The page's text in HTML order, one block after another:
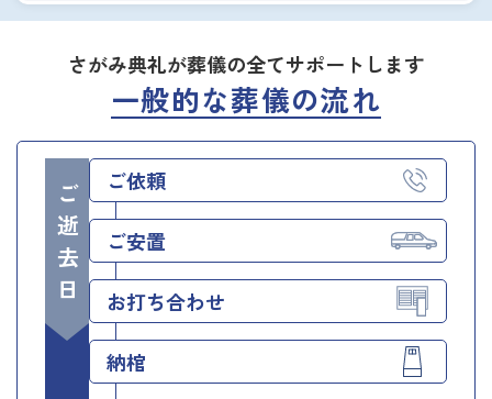
さがみ典礼が葬儀の全てサポートします
一般的な葬儀の流れ
ご逝去日 ご依頼
ご安置
お打ち合わせ
納棺